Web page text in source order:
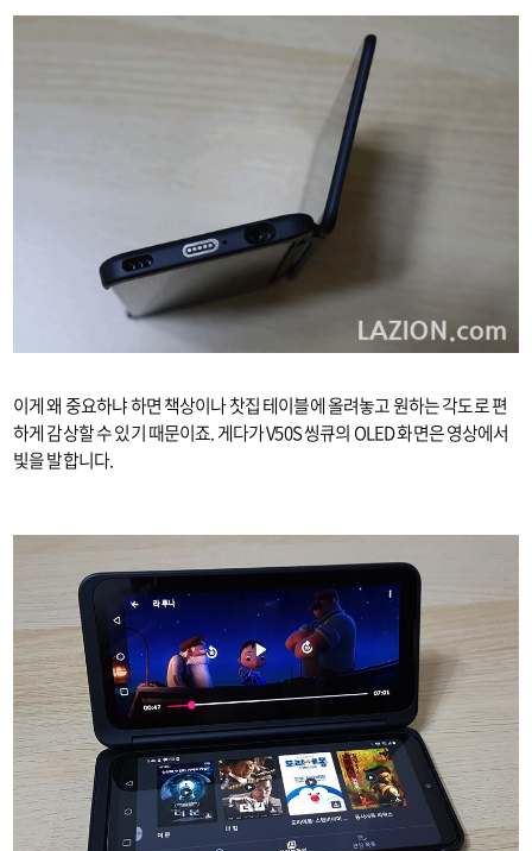
이게 왜 중요하냐 하면 책상이나 찻집 테이블에 올려놓고 원하는 각도로 편
하게 감상할 수 있기 때문이죠. 게다가 V50S 씽큐의 OLED 화면은 영상에서
빛을 발합니다.